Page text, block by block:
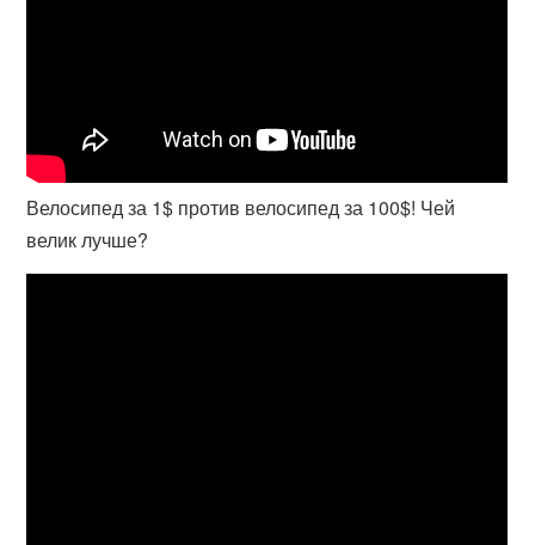
Велосипед за 1$ против велосипед за 100$! Чей
велик лучше?